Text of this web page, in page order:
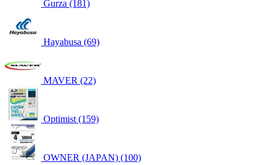
Gurza (181)
Hayabusa (69)
MAVER (22)
Optimist (159)
OWNER (JAPAN) (100)